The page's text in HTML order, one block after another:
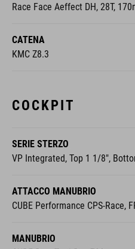
Race Face Aeffect DH, 28T,
CATENA
KMC Z8.3
COCKPIT
SERIE STERZO
VP Integrated, Top 1 1/8",
ATTACCO MANUBRIO
CUBE Performance CPS-Race,
MANUBRIO